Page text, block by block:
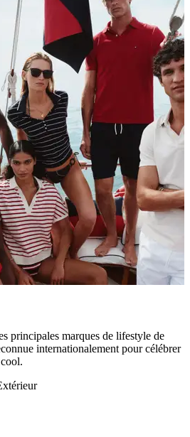
principales marques de lifestyle de
internationalement pour célébrer